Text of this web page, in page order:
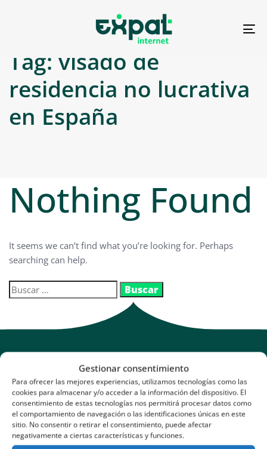
Gestionar consentimiento
Para ofrecer las mejores experiencias, utilizamos tecnologías como las
cookies para almacenar y/o acceder a la información del dispositivo. El
consentimiento de estas tecnologías nos permitirá procesar datos como
el comportamiento de navegación o las identificaciones únicas en este
sitio. No consentir o retirar el consentimiento, puede afectar
negativamente a ciertas características y funciones.
Tag: visado de
residencia no lucrativa
en España
Nothing Found
It seems we can’t find what you’re looking for. Perhaps
searching can help.
Para todas tus necesidades de Internet